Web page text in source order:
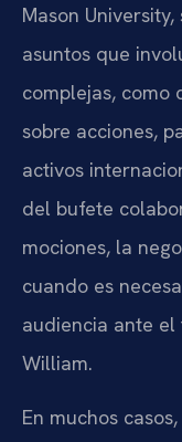
Mason
asuntos que
complejas, como
sobre acciones,
activos
del bufete
mociones, la
cuando es
audiencia ante
William.
En muchos